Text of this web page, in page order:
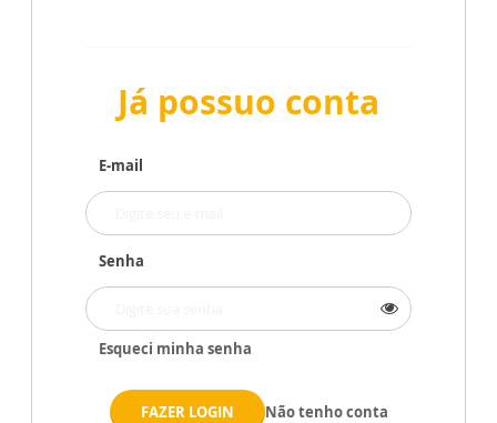
Já possuo conta
E-mail
Senha
Esqueci minha senha
FAZER LOGIN Não tenho conta